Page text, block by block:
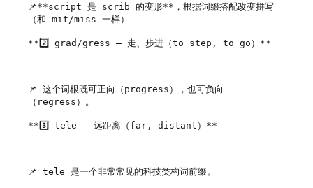
📌**script 是 scrib 的变形**，根据词缀搭配改变拼写
（和 mit/miss 一样）
**2️⃣ grad/gress – 走、步进（to step, to go）**
📌 这个词根既可正向（progress），也可负向
（regress）。
**3️⃣ tele – 远距离（far, distant）**
📌 tele 是一个非常常见的科技类构词前缀。